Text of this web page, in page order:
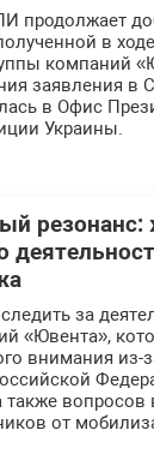
продолжает
в
компаний
заявления в
в Офис
Украины.
за
«Ювента»,
внимания
также
от